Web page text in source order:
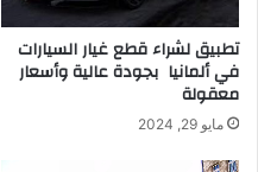
تطبيق لشراء قطع غيار السيارات
في ألمانيا بجودة عالية وأسعار
معقولة
مايو 29, 2024